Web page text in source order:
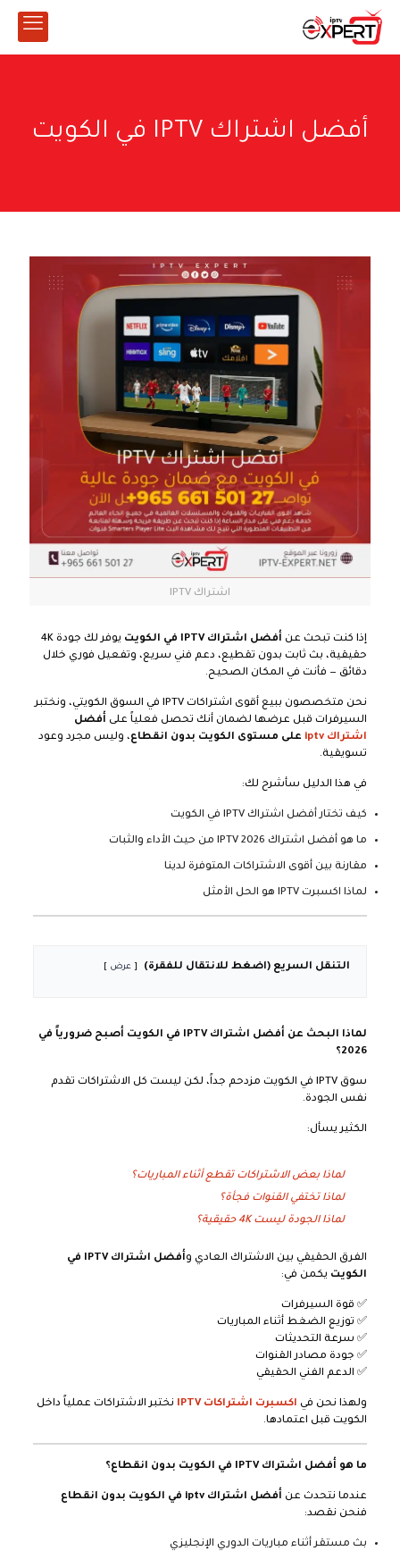
أفضل اشتراك IPTV في الكويت
اشتراك IPTV
إذا كنت تبحث عن أفضل اشتراك IPTV في الكويت
يوفر لك جودة 4K
حقيقية، بث ثابت بدون تقطيع، دعم فني سريع، وتفعيل فوري خلال
دقائق — فأنت في المكان الصحيح.
نحن متخصصون ببيع أقوى اشتراكات IPTV في السوق الكويتي، ونختبر
السيرفرات قبل عرضها لضمان أنك تحصل فعلياً على أفضل
اشتراك iptv
على مستوى الكويت بدون انقطاع، وليس مجرد وعود
تسويقية.
في هذا الدليل سأشرح لك:
كيف تختار أفضل اشتراك IPTV في الكويت
ما هو أفضل اشتراك IPTV 2026 من حيث الأداء والثبات
مقارنة بين أقوى الاشتراكات المتوفرة لدينا
لماذا اكسبرت IPTV هو الحل الأمثل
التنقل السريع (اضغط للانتقال للفقرة) عرض
لماذا البحث عن أفضل اشتراك IPTV في الكويت أصبح ضرورياً في
2026؟
سوق IPTV في الكويت مزدحم جداً، لكن ليست كل الاشتراكات تقدم
نفس الجودة.
الكثير يسأل:
لماذا بعض الاشتراكات تقطع أثناء المباريات؟
لماذا تختفي القنوات فجأة؟
لماذا الجودة ليست 4K حقيقية؟
الفرق الحقيقي بين الاشتراك العادي و
أفضل اشتراك IPTV في
الكويت يكمن في:
✅ قوة السيرفرات
✅ توزيع الضغط أثناء المباريات
✅ سرعة التحديثات
✅ جودة مصادر القنوات
✅ الدعم الفني الحقيقي
ولهذا نحن في اكسبرت اشتراكات IPTV
نختبر الاشتراكات عملياً داخل
الكويت قبل اعتمادها.
ما هو أفضل اشتراك IPTV في الكويت بدون انقطاع؟
عندما نتحدث عن أفضل اشتراك iptv في الكويت بدون انقطاع
فنحن نقصد:
بث مستقر أثناء مباريات الدوري الإنجليزي